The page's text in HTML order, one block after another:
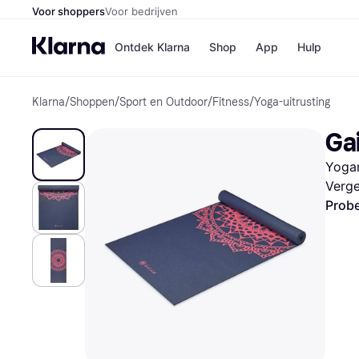
Voor shoppersVoor bedrijven
Ontdek Klarna Shop
Winkels
Bol
H&M
App Hulp
Klarna/Shoppen/Sport en Outdoor/Fitness/Yoga-uitrusting